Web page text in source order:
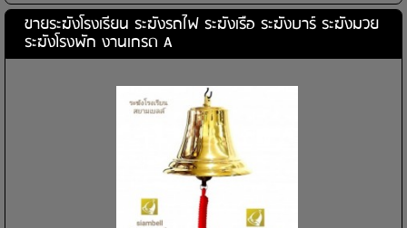
ขายระฆังโรงเรียน ระฆังรถไฟ ระฆังเรือ ระฆังบาร์ ระฆังมวย
ระฆังโรงพัก งานเกรด A